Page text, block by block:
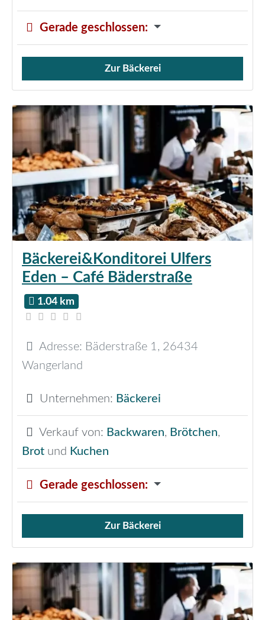
Gerade geschlossen:
Verkauf von Brötchen,
Zur Bäckerei
Bäckerei&Konditorei Ulfers
Eden – Café Bäderstraße
1.04 km
Adresse: Bäderstraße 1, 26434
Wangerland
Unternehmen: Bäckerei
Verkauf von: Backwaren, Brötchen,
Brot und Kuchen
Gerade geschlossen:
Verkauf von Brötchen,
Zur Bäckerei